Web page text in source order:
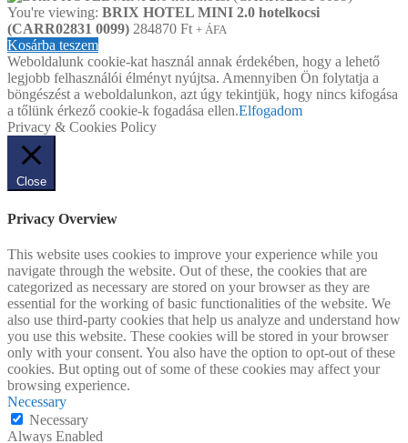
You're viewing: BRIX HOTEL MINI 2.0 hotelkocsi
(CARR02831 0099) 284870 Ft + ÁFA
Kosárba teszem
Weboldalunk cookie-kat használ annak érdekében, hogy a lehető
legjobb felhasználói élményt nyújtsa. Amennyiben Ön folytatja a
böngészést a weboldalunkon, azt úgy tekintjük, hogy nincs kifogása
a tőlünk érkező cookie-k fogadása ellen.Elfogadom
Privacy & Cookies Policy
Close
Privacy Overview
This website uses cookies to improve your experience while you
navigate through the website. Out of these, the cookies that are
categorized as necessary are stored on your browser as they are
essential for the working of basic functionalities of the website. We
also use third-party cookies that help us analyze and understand how
you use this website. These cookies will be stored in your browser
only with your consent. You also have the option to opt-out of these
cookies. But opting out of some of these cookies may affect your
browsing experience.
Necessary
Necessary
Always Enabled